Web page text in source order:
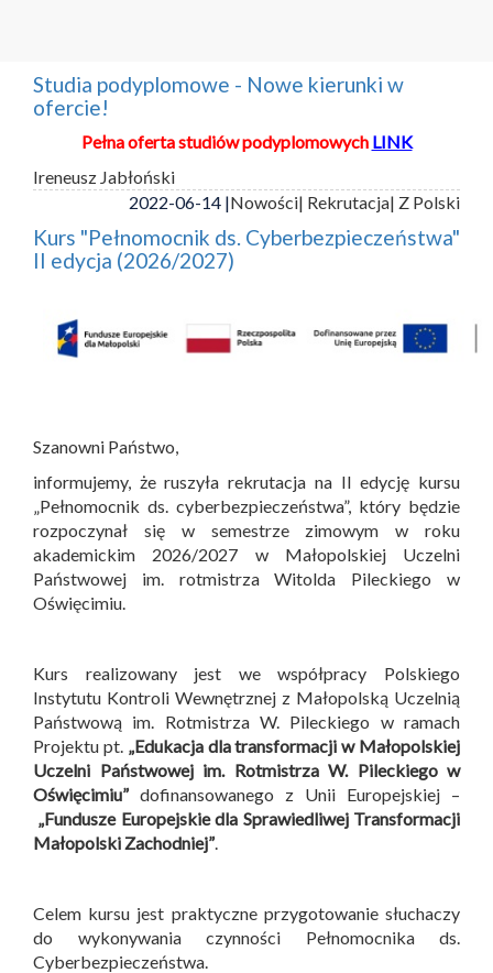
Studia podyplomowe - Nowe kierunki w
ofercie!
Pełna oferta studiów podyplomowych LINK
Ireneusz Jabłoński
2022-06-14 |Nowości| Rekrutacja| Z Polski
Kurs "Pełnomocnik ds. Cyberbezpieczeństwa"
II edycja (2026/2027)
Szanowni Państwo,
informujemy, że ruszyła rekrutacja na II edycję kursu
„Pełnomocnik ds. cyberbezpieczeństwa”, który będzie
rozpoczynał się w semestrze zimowym w roku
akademickim 2026/2027 w Małopolskiej Uczelni
Państwowej im. rotmistrza Witolda Pileckiego w
Oświęcimiu.
Kurs realizowany jest we współpracy Polskiego
Instytutu Kontroli Wewnętrznej z Małopolską Uczelnią
Państwową im. Rotmistrza W. Pileckiego w ramach
Projektu pt. „Edukacja dla transformacji w Małopolskiej
Uczelni Państwowej im. Rotmistrza W. Pileckiego w
Oświęcimiu”dofinansowanego z Unii Europejskiej –
„Fundusze Europejskie dla Sprawiedliwej Transformacji
Małopolski Zachodniej”.
Celem kursu jest praktyczne przygotowanie słuchaczy
do wykonywania czynności Pełnomocnika ds.
Cyberbezpieczeństwa.